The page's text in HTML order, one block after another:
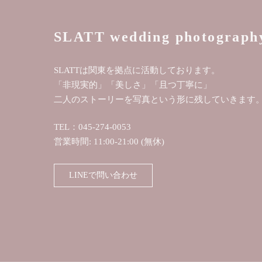
SLATT wedding
SLATTは関東を拠点に活動しております。
「非現実的」「美しさ」「且つ丁寧に」
二人のストーリーを写真という形に残していきます
TEL：045-274-0053
営業時間: 11:00-21:00 (無休)
LINEで問い合わせ